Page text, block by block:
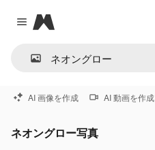
Close menu
Magnific
AI 画像を作成 AI 動画を作成
ネオングロー写真